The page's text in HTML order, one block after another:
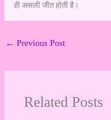
ही असली जीत होती है।
← Previous Post
Related Posts